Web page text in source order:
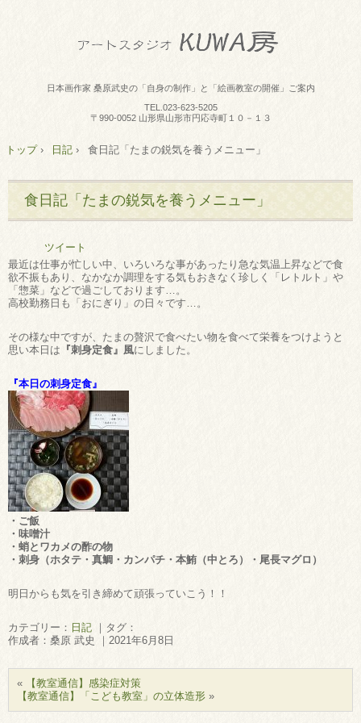
日本画作家 桑原武史の「自身の制作」と「絵画教室の開催」ご案内
TEL. 023-623-5205
〒990-0052 山形県山形市円応寺町１０－１３
トップ› 日記 › 食日記「たまの鋭気を養うメニュー」
食日記「たまの鋭気を養うメニュー」
ツイート
最近は仕事が忙しい中、いろいろな事があったり急な気温上昇などで食
欲不振もあり、なかなか調理をする気もおきなく珍しく「レトルト」や
「惣菜」などで過ごしております…。
高校勤務日も「おにぎり」の日々です…。
その様な中ですが、たまの贅沢で食べたい物を食べて栄養をつけようと
思い本日は 『刺身定食』風にしました。
『本日の刺身定食』
・ご飯
・味噌汁
・蛸とワカメの酢の物
・刺身（ホタテ・真鯛・カンパチ・本鮪（中とろ）・尾長マグロ）
明日からも気を引き締めて頑張っていこう！！
カテゴリー： 日記 ｜タグ：
作成者：桑原 武史 ｜2021年6月8日
«
【教室通信】感染症対策
【教室通信】「こども教室」の立体造形 »